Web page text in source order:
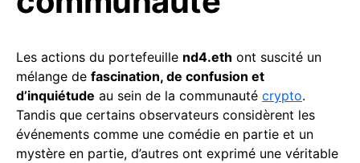
Les actions du portefeuille nd4.eth ont suscité un
mélange de fascination, de confusion et
d’inquiétude au sein de la communauté crypto.
Tandis que certains observateurs considèrent les
événements comme une comédie en partie et un
mystère en partie, d’autres ont exprimé une véritable